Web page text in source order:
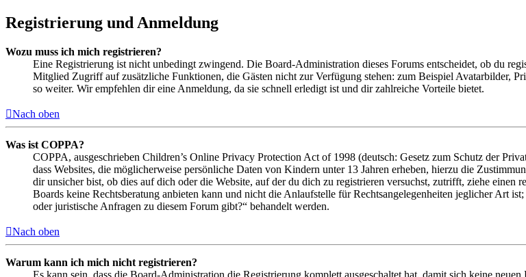
Registrierung und Anmeldung
Wozu muss ich mich registrieren?
Eine Registrierung ist nicht unbedingt zwingend. Die Board-Administration dieses Forums entscheidet, ob du
Mitglied Zugriff auf zusätzliche Funktionen, die Gästen nicht zur Verfügung stehen: zum Beispiel Avatarbilder,
so weiter. Wir empfehlen dir eine Anmeldung, da sie schnell erledigt ist und dir zahlreiche Vorteile bietet.
Nach oben
Was ist COPPA?
COPPA, ausgeschrieben Children’s Online Privacy Protection Act of 1998 (deutsch: Gesetz zum Schutz der
dass Websites, die möglicherweise persönliche Daten von Kindern unter 13 Jahren erheben, hierzu die
dir unsicher bist, ob dies auf dich oder die Website, auf der du dich zu registrieren versuchst, zutrifft, ziehe
Boards keine Rechtsberatung anbieten kann und nicht die Anlaufstelle für Rechtsangelegenheiten jeglicher Art
oder juristische Anfragen zu diesem Forum gibt?“ behandelt werden.
Nach oben
Warum kann ich mich nicht registrieren?